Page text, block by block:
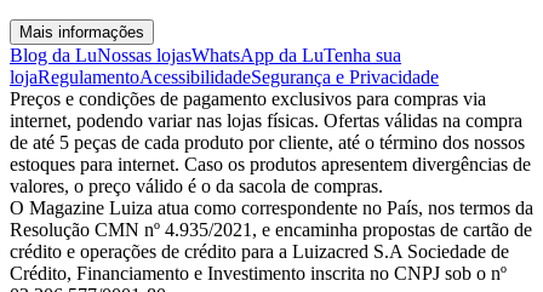
Mais informações
Blog da LuNossas lojasWhatsApp da LuTenha sua
lojaRegulamentoAcessibilidadeSegurança e Privacidade
Preços e condições de pagamento exclusivos para compras via
internet, podendo variar nas lojas físicas. Ofertas válidas na compra
de até 5 peças de cada produto por cliente, até o término dos nossos
estoques para internet. Caso os produtos apresentem divergências de
valores, o preço válido é o da sacola de compras.
O Magazine Luiza atua como correspondente no País, nos termos da
Resolução CMN nº 4.935/2021, e encaminha propostas de cartão de
crédito e operações de crédito para a Luizacred S.A Sociedade de
Crédito, Financiamento e Investimento inscrita no CNPJ sob o nº